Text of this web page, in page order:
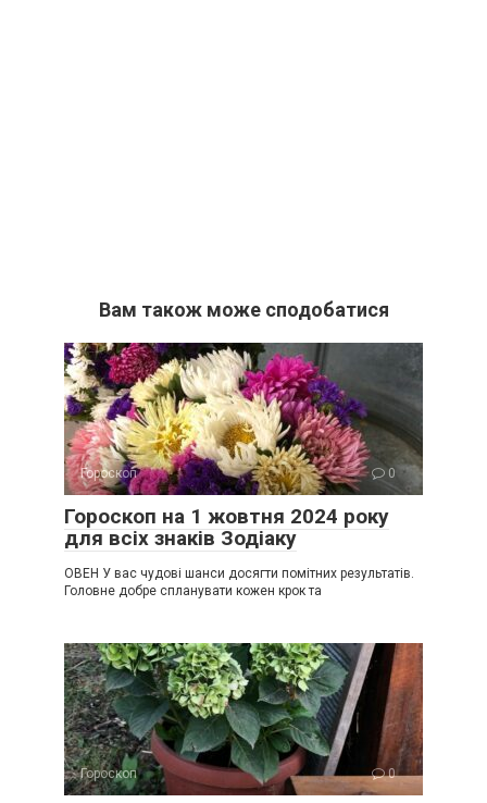
Вам також може сподобатися
Гороскоп 0
Гороскоп на 1 жовтня 2024 року
для всіх знаків Зодіаку
ОВЕН У вас чудові шанси досягти помітних результатів.
Головне добре спланувати кожен крок та
Гороскоп 0